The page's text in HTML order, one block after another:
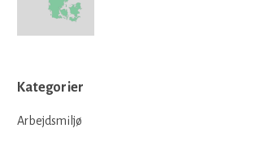
Kategorier
Arbejdsmiljø